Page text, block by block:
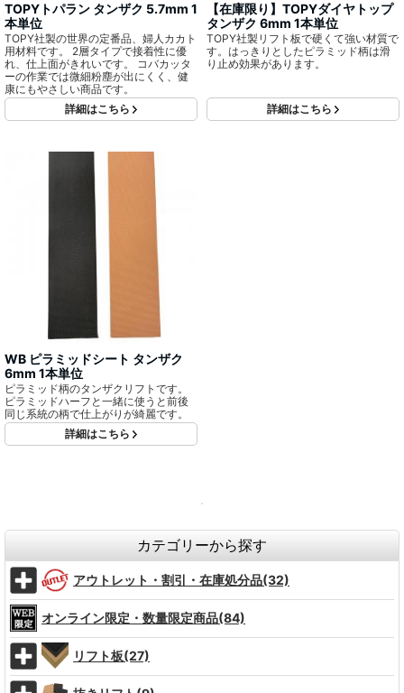
TOPYトパラン タンザク 5.7mm 1
本単位
TOPY社製の世界の定番品、婦人カカト
用材料です。 2層タイプで接着性に優
れ、仕上面がきれいです。 コバカッタ
ーの作業では微細粉塵が出にくく、健
康にもやさしい商品です。
詳細はこちら
【在庫限り】TOPYダイヤトップ
タンザク 6mm 1本単位
TOPY社製リフト板で硬くて強い材質で
す。はっきりとしたピラミッド柄は滑
り止め効果があります。
詳細はこちら
WB ピラミッドシート タンザク
6mm 1本単位
ピラミッド柄のタンザクリフトです。
ピラミッドハーフと一緒に使うと前後
同じ系統の柄で仕上がりが綺麗です。
詳細はこちら
カテゴリーから探す
アウトレット・割引・在庫処分品(32)
オンライン限定・数量限定商品(84)
リフト板(27)